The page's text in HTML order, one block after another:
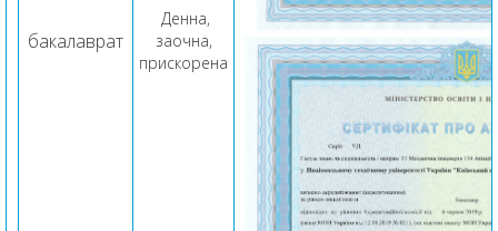
бакалаврат
Денна,
заочна,
прискорена